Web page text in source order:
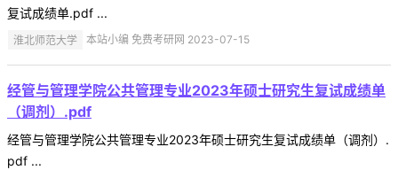
复试成绩单.pdf ...
淮北师范大学 本站小编 免费考研网 2023-07-15
经管与管理学院公共管理专业2023年硕士研究生复试成绩单
（调剂）.pdf
经管与管理学院公共管理专业2023年硕士研究生复试成绩单（调剂）.
pdf ...